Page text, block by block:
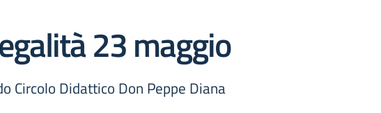
23 maggio
Circolo Didattico Don Peppe Diana